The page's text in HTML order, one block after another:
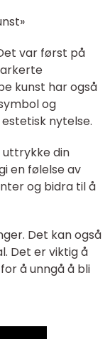
var først på
kunst har også
og
nytelse.
uttrykke din
en følelse av
og bidra til å
Det kan også
Det er viktig å
å unngå å bli